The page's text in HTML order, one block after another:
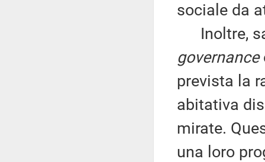
sociale da
Inoltre,
governance
prevista la
abitativa
mirate.
una loro